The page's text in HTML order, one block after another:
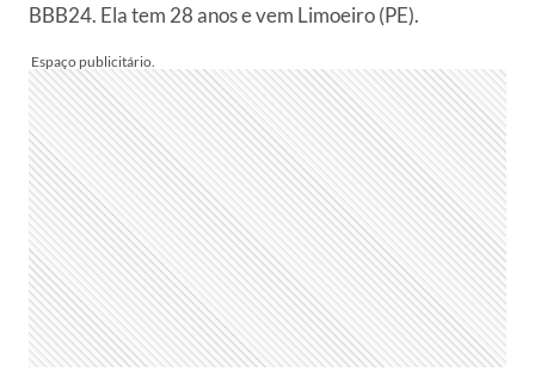
BBB24. Ela tem 28 anos e vem Limoeiro (PE).